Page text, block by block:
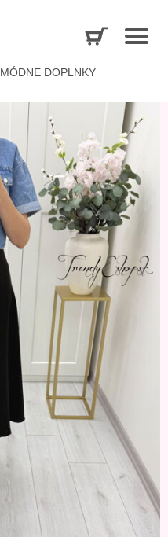
MÓDNE DOPLNKY